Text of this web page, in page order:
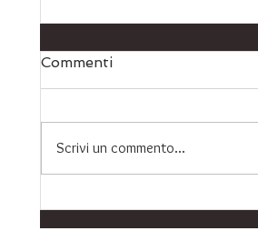
Commenti
Scrivi un commento...